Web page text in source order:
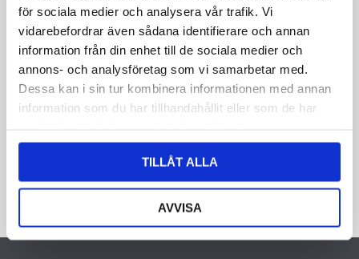
för sociala medier och analysera vår trafik. Vi
vidarebefordrar även sådana identifierare och annan
information från din enhet till de sociala medier och
annons- och analysföretag som vi samarbetar med.
Dessa kan i sin tur kombinera informationen med annan
information som du har tillhandahållit eller som de har
TILLÅT ALLA
AVVISA
Genom att skicka formuläret godkänner du att vi sparar
information om dig. Läs mer om hur vi behandlar dina
personuppgifter i vår integritetspolicy.
CAPTCHA